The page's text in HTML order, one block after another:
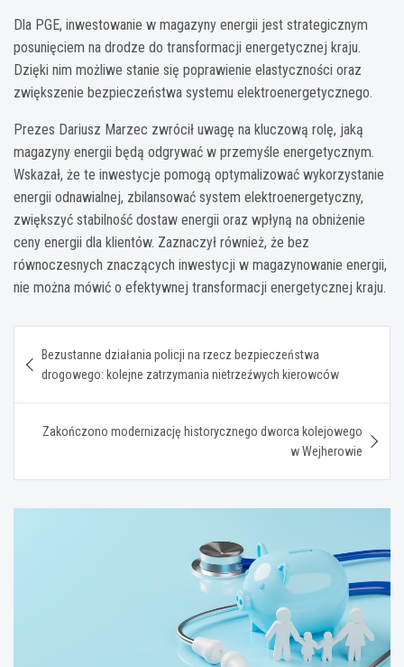
Dla PGE, inwestowanie w magazyny energii jest strategicznym
posunięciem na drodze do transformacji energetycznej kraju.
Dzięki nim możliwe stanie się poprawienie elastyczności oraz
zwiększenie bezpieczeństwa systemu elektroenergetycznego.
Prezes Dariusz Marzec zwrócił uwagę na kluczową rolę, jaką
magazyny energii będą odgrywać w przemyśle energetycznym.
Wskazał, że te inwestycje pomogą optymalizować wykorzystanie
energii odnawialnej, zbilansować system elektroenergetyczny,
zwiększyć stabilność dostaw energii oraz wpłyną na obniżenie
ceny energii dla klientów. Zaznaczył również, że bez
równoczesnych znaczących inwestycji w magazynowanie energii,
nie można mówić o efektywnej transformacji energetycznej kraju.
wpisu
Bezustanne działania policji na rzecz bezpieczeństwa
drogowego: kolejne zatrzymania nietrzeźwych kierowców
Zakończono modernizację historycznego dworca kolejowego
w Wejherowie